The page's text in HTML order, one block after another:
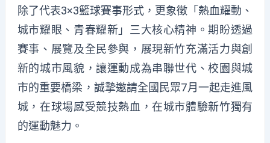
除了代表3×3籃球賽事形式，更象徵「熱血耀動、
城市耀眼、青春耀新」三大核心精神。期盼透過
賽事、展覽及全民參與，展現新竹充滿活力與創
新的城市風貌，讓運動成為串聯世代、校園與城
市的重要橋梁，誠摯邀請全國民眾7月一起走進風
城，在球場感受競技熱血，在城市體驗新竹獨有
的運動魅力。